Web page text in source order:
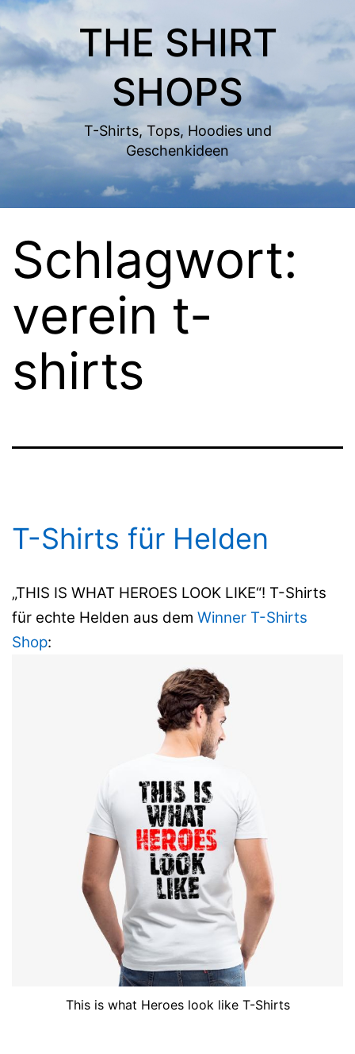
Zum
Inhalt
springen
THE SHIRT
SHOPS
T-Shirts, Tops, Hoodies und
Geschenkideen
Schlagwort:
verein t-
shirts
T-Shirts für Helden
„THIS IS WHAT HEROES LOOK LIKE“! T-Shirts
für echte Helden aus dem Winner T-Shirts
Shop:
This is what Heroes look like T-Shirts